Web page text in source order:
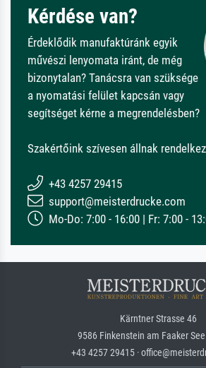
Kérdése van?
Érdeklődik manufaktúránk egyik
művészi lenyomata iránt, de még
bizonytalan? Tanácsra van szüksége
a nyomatási felület kapcsán vagy
segítséget kérne a megrendelésben?
Szakértőink szívesen állnak
+43 4257 29415
support@meisterdrucke.com
Mo-Do: 7:00 - 16:00 | Fr: 7:00 -
Kärntner Strasse 46
9586 Finkenstein am Faaker See
+43 4257 29415 ·